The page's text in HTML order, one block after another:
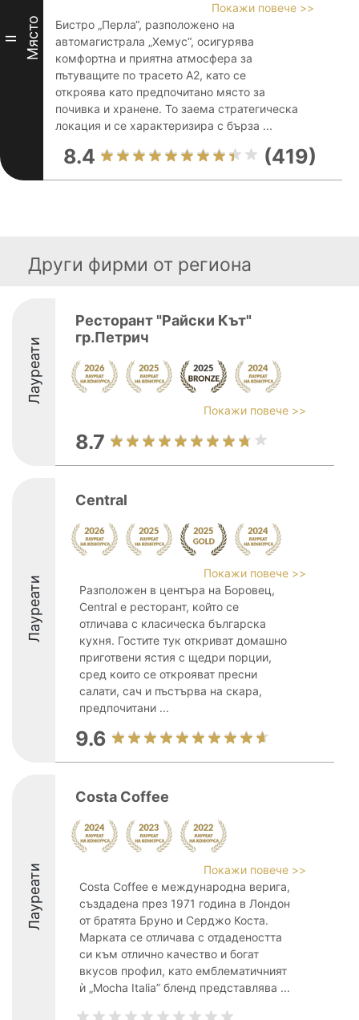
II Място
Покажи повече >>
Бистро „Перла“, разположено на
автомагистрала „Хемус“, осигурява
комфортна и приятна атмосфера за
пътуващите по трасето A2, като се
откроява като предпочитано място за
почивка и хранене. То заема стратегическа
локация и се характеризира с бърза ...
8.4 (419)
Други фирми от региона
Лауреати
Ресторант "Райски Кът"
гр.Петрич
Покажи повече >>
8.7
Лауреати
Central
Покажи повече >>
Разположен в центъра на Боровец,
Central е ресторант, който се
отличава с класическа българска
кухня. Гостите тук откриват домашно
приготвени ястия с щедри порции,
сред които се открояват пресни
салати, сач и пъстърва на скара,
предпочитани ...
9.6
Лауреати
Costa Coffee
Покажи повече >>
Costa Coffee e международна верига,
създадена през 1971 година в Лондон
от братята Бруно и Серджо Коста.
Марката се отличава с отдадеността
си към отлично качество и богат
вкусов профил, като емблематичният
ѝ „Mocha Italia” бленд представлява ...